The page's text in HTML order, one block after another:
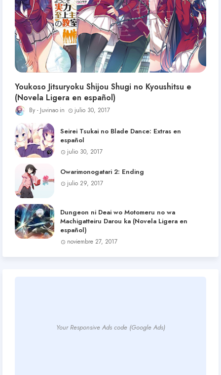
Youkoso Jitsuryoku Shijou Shugi no Kyoushitsu e
(Novela Ligera en español)
Juvinao julio 30, 2017
Seirei Tsukai no Blade Dance: Extras en
español
julio 30, 2017
Owarimonogatari 2: Ending
julio 29, 2017
Dungeon ni Deai wo Motomeru no wa
Machigatteiru Darou ka (Novela Ligera en
español)
noviembre 27, 2017
Your Responsive Ads code (Google Ads)